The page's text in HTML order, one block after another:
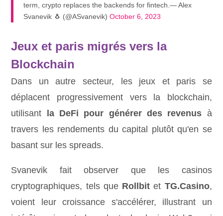
term, crypto replaces the backends for fintech.— Alex
Svanevik 🐧 (@ASvanevik)October 6, 2023
Jeux et paris migrés vers la
Blockchain
Dans un autre secteur, les jeux et paris se
déplacent progressivement vers la blockchain,
utilisant la DeFi pour générer des revenus à
travers les rendements du capital plutôt qu'en se
basant sur les spreads.
Svanevik fait observer que les casinos
cryptographiques, tels que Rollbit et TG.Casino,
voient leur croissance s'accélérer, illustrant un